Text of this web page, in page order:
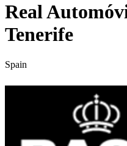
Real
Tenerife
Spain